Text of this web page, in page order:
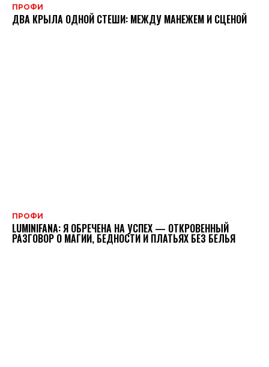
ПРОФИ
ДВА КРЫЛА ОДНОЙ СТЕШИ: МЕЖДУ МАНЕЖЕМ И СЦЕНОЙ
ПРОФИ
LUMINIFANA: Я ОБРЕЧЕНА НА УСПЕХ — ОТКРОВЕННЫЙ
РАЗГОВОР О МАГИИ, БЕДНОСТИ И ПЛАТЬЯХ БЕЗ БЕЛЬЯ